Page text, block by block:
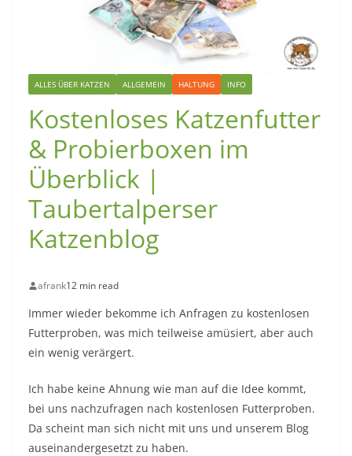
ALLES ÜBER KATZEN ALLGEMEIN HALTUNG INFO
Kostenloses Katzenfutter
& Probierboxen im
Überblick |
Taubertalperser
Katzenblog
afrank12 min read
Immer wieder bekomme ich Anfragen zu kostenlosen
Futterproben, was mich teilweise amüsiert, aber auch
ein wenig verärgert.
Ich habe keine Ahnung wie man auf die Idee kommt,
bei uns nachzufragen nach kostenlosen Futterproben.
Da scheint man sich nicht mit uns und unserem Blog
auseinandergesetzt zu haben.